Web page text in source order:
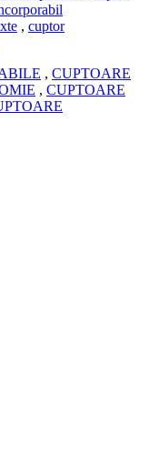
, cuptor
, CUPTOARE
, CUPTOARE